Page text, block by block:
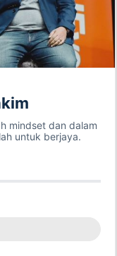
mindset dan dalam
untuk berjaya.